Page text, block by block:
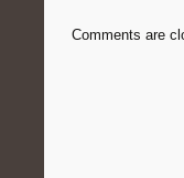
Comments are